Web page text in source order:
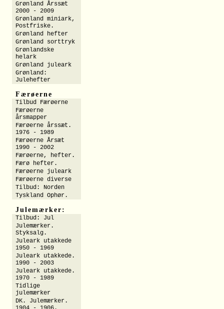
Grønland Årssæt
2000 - 2009
Grønland miniark,
Postfriske.
Grønland hefter
Grønland sorttryk
Grønlandske
helark
Grønland juleark
Grønland:
Julehefter
Færøerne
Tilbud Færøerne
Færøerne
årsmapper
Færøerne årssæt.
1976 - 1989
Færøerne Årsæt
1990 - 2002
Færøerne, hefter.
Færø hefter.
Færøerne juleark
Færøerne diverse
Tilbud: Norden
Tyskland Ophør.
Julemærker:
Tilbud: Jul
Julemærker.
Styksalg.
Juleark utakkede
1950 - 1969
Juleark utakkede.
1990 - 2003
Juleark utakkede.
1970 - 1989
Tidlige
julemærker
DK. Julemærker.